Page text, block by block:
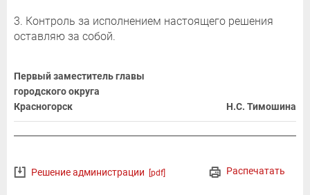
3. Контроль за исполнением настоящего решения
оставляю за собой.
Первый заместитель главы
городского округа
Красногорск
Н.С. Тимошина
Распечатать
Решение администрации [pdf]